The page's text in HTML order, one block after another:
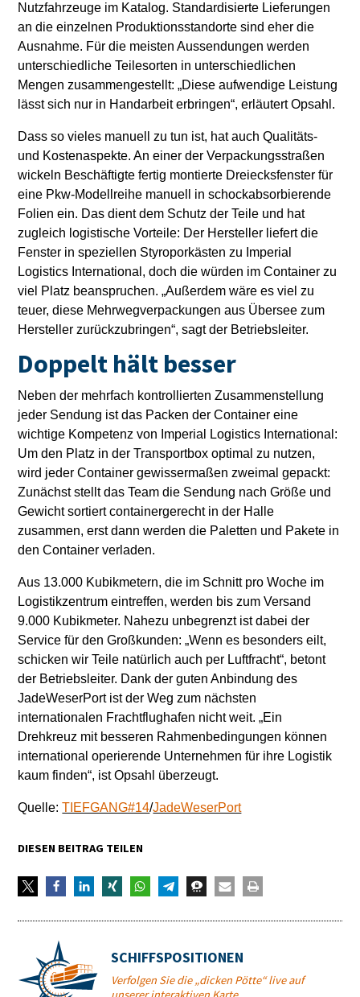
Nutzfahrzeuge im Katalog. Standardisierte Lieferungen
an die einzelnen Produktionsstandorte sind eher die
Ausnahme. Für die meisten Aussendungen werden
unterschiedliche Teilesorten in unterschiedlichen
Mengen zusammengestellt: „Diese aufwendige Leistung
lässt sich nur in Handarbeit erbringen“, erläutert Opsahl.
Dass so vieles manuell zu tun ist, hat auch Qualitäts-
und Kostenaspekte. An einer der Verpackungsstraßen
wickeln Beschäftigte fertig montierte Dreiecksfenster für
eine Pkw-Modellreihe manuell in schockabsorbierende
Folien ein. Das dient dem Schutz der Teile und hat
zugleich logistische Vorteile: Der Hersteller liefert die
Fenster in speziellen Styroporkästen zu Imperial
Logistics International, doch die würden im Container zu
viel Platz beanspruchen. „Außerdem wäre es viel zu
teuer, diese Mehrwegverpackungen aus Übersee zum
Hersteller zurückzubringen“, sagt der Betriebsleiter.
Doppelt hält besser
Neben der mehrfach kontrollierten Zusammenstellung
jeder Sendung ist das Packen der Container eine
wichtige Kompetenz von Imperial Logistics International:
Um den Platz in der Transportbox optimal zu nutzen,
wird jeder Container gewissermaßen zweimal gepackt:
Zunächst stellt das Team die Sendung nach Größe und
Gewicht sortiert containergerecht in der Halle
zusammen, erst dann werden die Paletten und Pakete in
den Container verladen.
Aus 13.000 Kubikmetern, die im Schnitt pro Woche im
Logistikzentrum eintreffen, werden bis zum Versand
9.000 Kubikmeter. Nahezu unbegrenzt ist dabei der
Service für den Großkunden: „Wenn es besonders eilt,
schicken wir Teile natürlich auch per Luftfracht“, betont
der Betriebsleiter. Dank der guten Anbindung des
JadeWeserPort ist der Weg zum nächsten
internationalen Frachtflughafen nicht weit. „Ein
Drehkreuz mit besseren Rahmenbedingungen können
international operierende Unternehmen für ihre Logistik
kaum finden“, ist Opsahl überzeugt.
Quelle:TIEFGANG#14/JadeWeserPort
DIESEN BEITRAG TEILEN
SCHIFFSPOSITIONEN
Verfolgen Sie die „dicken Pötte“ live auf